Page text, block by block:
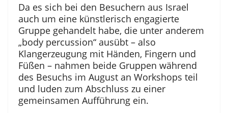
Da es sich bei den Besuchern aus Israel
auch um eine künstlerisch engagierte
Gruppe gehandelt habe, die unter anderem
„body percussion“ ausübt – also
Klangerzeugung mit Händen, Fingern und
Füßen – nahmen beide Gruppen während
des Besuchs im August an Workshops teil
und luden zum Abschluss zu einer
gemeinsamen Aufführung ein.